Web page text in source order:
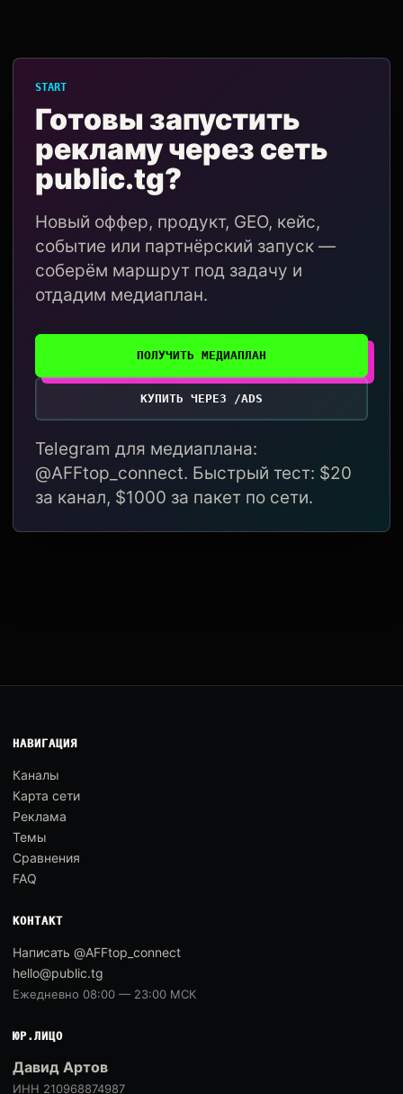
START
Готовы запустить
рекламу через сеть
public.tg?
Новый оффер, продукт, GEO, кейс,
событие или партнёрский запуск —
соберём маршрут под задачу и
отдадим медиаплан.
ПОЛУЧИТЬ МЕДИАПЛАН
КУПИТЬ ЧЕРЕЗ /ADS
Telegram для медиаплана:
@AFFtop_connect. Быстрый тест: $20
за канал, $1000 за пакет по сети.
НАВИГАЦИЯ
Каналы
Карта сети
Реклама
Темы
Сравнения
FAQ
КОНТАКТ
Написать @AFFtop_connect
hello@public.tg
Ежедневно 08:00 — 23:00 МСК
ЮР.ЛИЦО
Давид Артов
ИНН 210968874987